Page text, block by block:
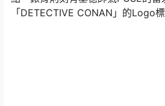
「DETECTIVE CONAN」的Logo標